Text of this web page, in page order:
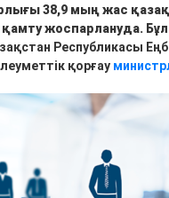
38,9 мың жас
жоспарлануда. Бұл
Республикасы
қорғау